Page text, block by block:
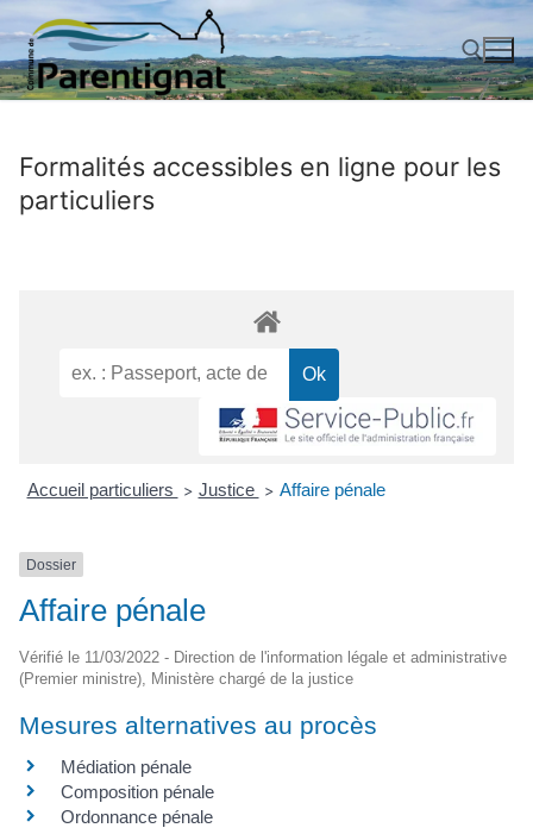
Aller
contenu
Formalités accessibles en ligne pour les
particuliers
Accueil particuliers > Justice > Affaire pénale
Dossier
Affaire pénale
Vérifié le 11/03/2022 - Direction de l'information légale et administrative
(Premier ministre), Ministère chargé de la justice
Mesures alternatives au procès
Médiation pénale
Composition pénale
Ordonnance pénale